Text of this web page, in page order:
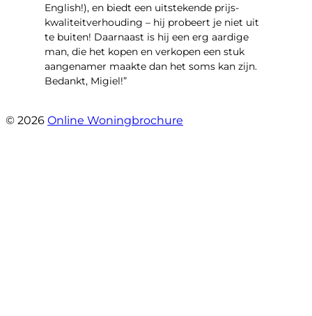
English!), en biedt een uitstekende prijs-
kwaliteitverhouding – hij probeert je niet uit
te buiten! Daarnaast is hij een erg aardige
man, die het kopen en verkopen een stuk
aangenamer maakte dan het soms kan zijn.
Bedankt, Migiel!”
© 2026 Online Woningbrochure